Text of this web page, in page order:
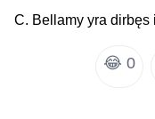
C. Bellamy yra dirbęs
😂 0